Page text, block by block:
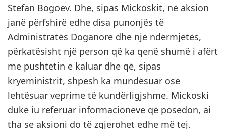
Stefan Bogoev. Dhe, sipas Mickoskit, në aksion
janë përfshirë edhe disa punonjës të
Administratës Doganore dhe një ndërmjetës,
përkatësisht një person që ka qenë shumë i afërt
me pushtetin e kaluar dhe që, sipas
kryeministrit, shpesh ka mundësuar ose
lehtësuar veprime të kundërligjshme. Mickoski
duke iu referuar informacioneve që posedon, ai
tha se aksioni do të zgjerohet edhe më tej.